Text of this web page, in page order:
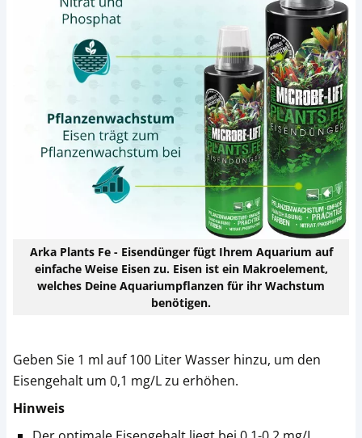
Arka Plants Fe - Eisendünger fügt Ihrem Aquarium auf
einfache Weise Eisen zu. Eisen ist ein Makroelement,
welches Deine Aquariumpflanzen für ihr Wachstum
benötigen.
Geben Sie 1 ml auf 100 Liter Wasser hinzu, um den
Eisengehalt um 0,1 mg/L zu erhöhen.
Hinweis